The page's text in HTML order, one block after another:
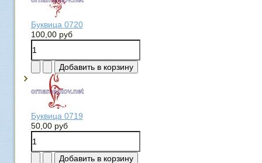
Буквица 0720
100,00 руб
Буквица 0719
50,00 руб